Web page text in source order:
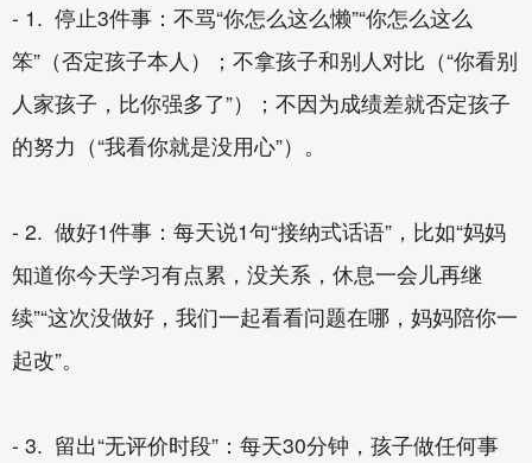
- 1. 停止3件事：不骂“你怎么这么懒”“你怎么这么
笨”（否定孩子本人）；不拿孩子和别人对比（“你看别
人家孩子，比你强多了”）；不因为成绩差就否定孩子
的努力（“我看你就是没用心”）。
- 2. 做好1件事：每天说1句“接纳式话语”，比如“妈妈
知道你今天学习有点累，没关系，休息一会儿再继
续”“这次没做好，我们一起看看问题在哪，妈妈陪你一
起改”。
- 3. 留出“无评价时段”：每天30分钟，孩子做任何事